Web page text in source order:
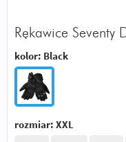
Rękawice Seventy
kolor: Black
rozmiar: XXL